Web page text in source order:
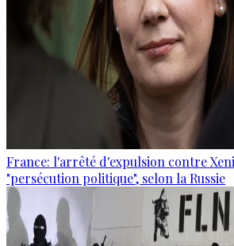
France: l'arrêté d'expulsion contre
"persécution politique", selon la Russie